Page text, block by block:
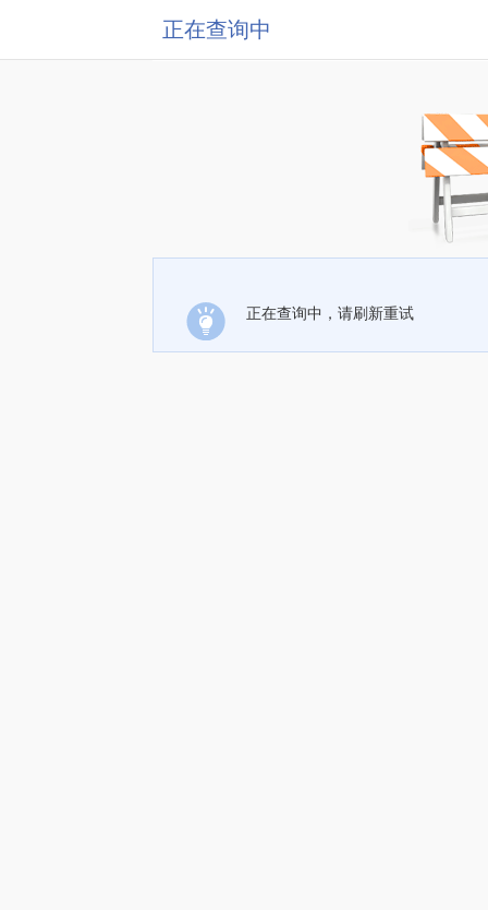
正在查询中
正在查询中，请刷新重试